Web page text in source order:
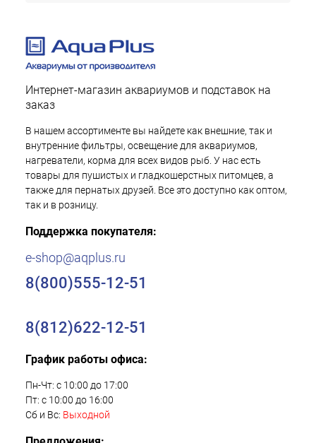
Интернет-магазин аквариумов и подставок на
заказ
В нашем ассортименте вы найдете как внешние, так и
внутренние фильтры, освещение для аквариумов,
нагреватели, корма для всех видов рыб. У нас есть
товары для пушистых и гладкошерстных питомцев, а
также для пернатых друзей. Все это доступно как оптом,
так и в розницу.
Поддержка покупателя:
e-shop@aqplus.ru
8(800)555-12-51
8(812)622-12-51
График работы офиса:
Пн-Чт: с 10:00 до 17:00
Пт: с 10:00 до 16:00
Сб и Вс: Выходной